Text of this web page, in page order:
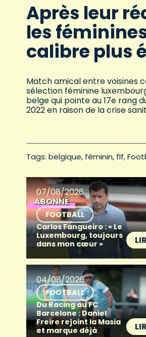
Après leur
les
calibre plus
Match amical entre voisines
sélection féminine
belge qui pointe au 17e rang
2022 en raison de la crise
Tags: belgique féminin flf
07/08/2026
ABONNÉ
FOOTBALL
Carlos Fangueiro : « Le
Luxembourg, toujours
dans mon cœur »
04/08/2026
FOOTBALL
Du Racing au FC
Barcelone : Daniel
Freire rejoint la Masia
et marque déjà